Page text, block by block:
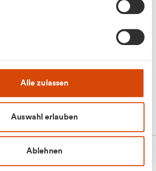
Alle zulassen
Auswahl erlauben
Ablehnen